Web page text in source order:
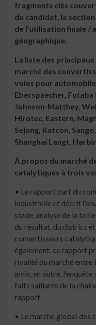
fragments clés
du candidat, la
de l’utilisation finale /
géographique.
La liste des
marché des
voies pour
Eberspaecher,
Johnson-Matthey,
Hirotec, Eastern,
Sejong, Katcon,
Shanghai Langt,
À propos du marché
catalytiques à trois
• Le rapport part du
industrielle et décrit
stade, analyse de la
du résultat, du district et
convertisseurs
également, ce rapport
rivalité du marché entre
amis, en outre,
faits saillants de la
rapport.
• Le marché global des